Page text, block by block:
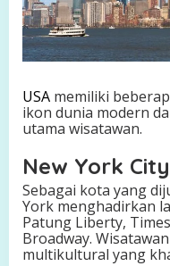
USA memiliki
ikon dunia modern
utama wisatawan.
New York City
Sebagai kota yang
York menghadirkan
Patung Liberty,
Broadway.
multikultural yang